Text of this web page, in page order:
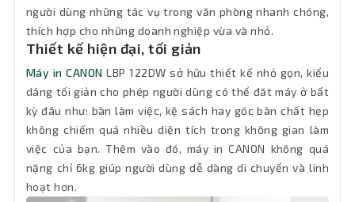
Loại mực
sử dụng
Mực in Canon 071
Khổ giấy
A4, A5, A6, B5, Legal, Letter, Executive,
Statement, Foolscap, Government
Letter, Government Legal, Indian Legal,
Index Card, Postcard, Envelope (COM10,
Monarch, DL, C5), Custom (min. 76 x 127
mm to max. 216 x 356 mm)
Hỗ trợ
60 - 163 g/m2
người dùng những tác vụ trong văn phòng nhanh chóng,
thích hợp cho những doanh nghiệp vừa và nhỏ.
Thiết kế hiện đại, tối giản
Máy in CANON LBP 122DW sở hữu thiết kế nhỏ gọn, kiểu
dáng tối giản cho phép người dùng có thể đăt máy ở bất
kỳ đâu như: bàn làm việc, kệ sách hay góc bàn chất hẹp
không chiếm quá nhiều diện tích trong không gian làm
việc của bạn. Thêm vào đó, máy in CANON không quá
nặng chỉ 6kg giúp người dùng dễ dàng di chuyển và linh
hoạt hơn.